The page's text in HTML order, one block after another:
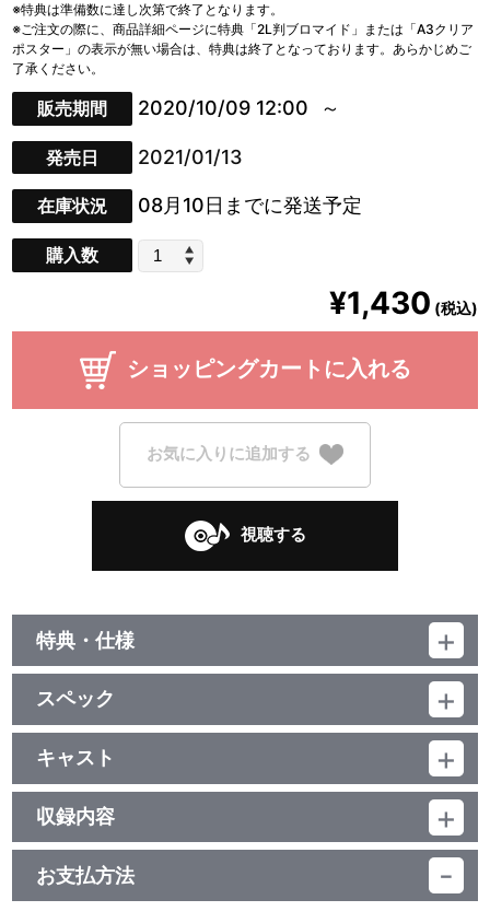
※特典は準備数に達し次第で終了となります。
※ご注文の際に、商品詳細ページに特典「2L判ブロマイド」または「A3クリア
ポスター」の表示が無い場合は、特典は終了となっております。あらかじめご
了承ください。
販売期間 2020/10/09 12:00
発売日 2021/01/13
在庫状況 08月10日までに発送予定
購入数
¥1,430 (税込)
ショッピングカートに入れる
お気に入りに追加する
視聴する
特典・仕様
初回生産分封入特典
メンバーカード 高咲侑・上原歩夢の全2種よりランダムで1枚、ラ
ブライブ！スクールアイドルフェスティバル ALL STARS「スクス
タ」にて利用できるシリアルコード
他、仕様
スペック
品番：LACM-24061
ジャンル：ゲーム音楽
シングル
／17分
キャスト
虹ヶ咲学園スクールアイドル同好会
収録内容
お支払方法